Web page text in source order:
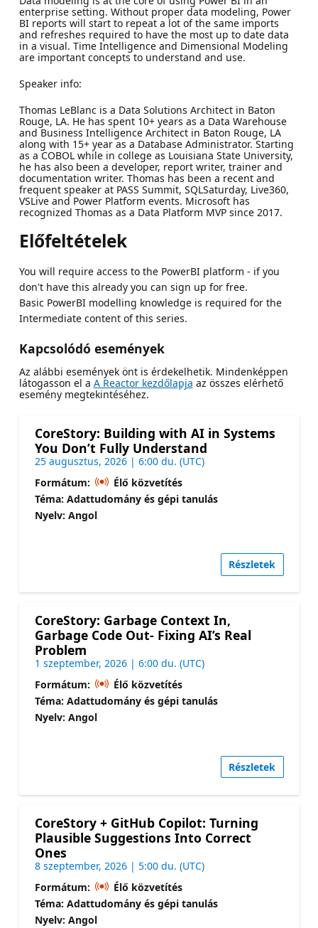
enterprise setting. Without proper data modeling, Power
BI reports will start to repeat a lot of the same imports
and refreshes required to have the most up to date data
in a visual. Time Intelligence and Dimensional Modeling
are important concepts to understand and use.
Speaker info:
Thomas LeBlanc is a Data Solutions Architect in Baton
Rouge, LA. He has spent 10+ years as a Data Warehouse
and Business Intelligence Architect in Baton Rouge, LA
along with 15+ year as a Database Administrator. Starting
as a COBOL while in college as Louisiana State University,
he has also been a developer, report writer, trainer and
documentation writer. Thomas has been a recent and
frequent speaker at PASS Summit, SQLSaturday, Live360,
VSLive and Power Platform events. Microsoft has
recognized Thomas as a Data Platform MVP since 2017.
Előfeltételek
You will require access to the PowerBI platform - if you
don't have this already you can sign up for free.
Basic PowerBI modelling knowledge is required for the
Intermediate content of this series.
Kapcsolódó események
Az alábbi események önt is érdekelhetik. Mindenképpen
látogasson el a A Reactor kezdőlapja az összes elérhető
esemény megtekintéséhez.
CoreStory: Building with AI in Systems
You Don’t Fully Understand
25 augusztus, 2026 | 6:00 du. (UTC)
Formátum:
Élő közvetítés
Téma: Adattudomány és gépi tanulás
Nyelv: Angol
Részletek
CoreStory: Garbage Context In,
Garbage Code Out- Fixing AI’s Real
Problem
1 szeptember, 2026 | 6:00 du. (UTC)
Formátum:
Élő közvetítés
Téma: Adattudomány és gépi tanulás
Nyelv: Angol
Részletek
CoreStory + GitHub Copilot: Turning
Plausible Suggestions Into Correct
Ones
8 szeptember, 2026 | 5:00 du. (UTC)
Formátum:
Élő közvetítés
Téma: Adattudomány és gépi tanulás
Nyelv: Angol